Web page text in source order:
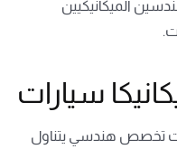
الميكانيكيين
سيارات
تخصص هندسي يتناول